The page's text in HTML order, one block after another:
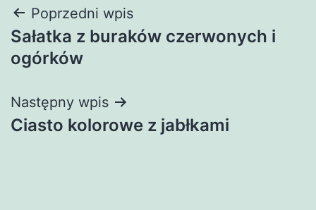
Nawigacja
wpisu
Poprzedni wpis
Sałatka z buraków czerwonych i
ogórków
Następny wpis
Ciasto kolorowe z jabłkami